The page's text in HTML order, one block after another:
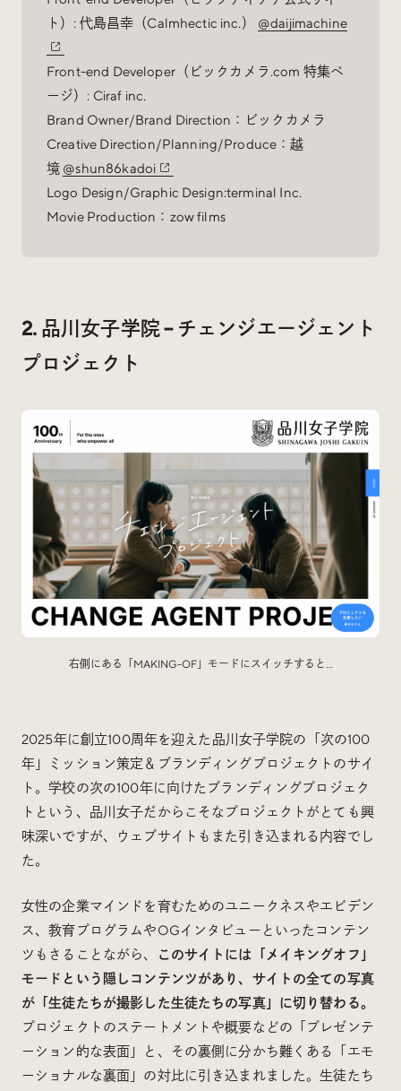
ト）: 代島昌幸（Calmhectic inc.） @daijimachine
Front-end Developer（ビックカメラ.com 特集ペ
ージ）: Ciraf inc.
Brand Owner/Brand Direction：ビックカメラ
Creative Direction/Planning/Produce：越
境 @shun86kadoi
Logo Design/Graphic Design:terminal Inc.
Movie Production：zow films
2. 品川女子学院 – チェンジエージェント
プロジェクト
右側にある「MAKING-OF」モードにスイッチすると…
2025年に創立100周年を迎えた品川女子学院の「次の100
年」ミッション策定＆ブランディングプロジェクトのサイ
ト。学校の次の100年に向けたブランディングプロジェク
トという、品川女子だからこそなプロジェクトがとても興
味深いですが、ウェブサイトもまた引き込まれる内容でし
た。
女性の企業マインドを育むためのユニークネスやエビデン
ス、教育プログラムやOGインタビューといったコンテン
ツもさることながら、
このサイトには「メイキングオフ」
モードという隠しコンテンツがあり、サイトの全ての写真
が「生徒たちが撮影した生徒たちの写真」に切り替わる。
プロジェクトのステートメントや概要などの「プレゼンテ
ーション的な表面」と、その裏側に分かち難くある「エモ
ーショナルな裏面」の対比に引き込まれました。生徒たち